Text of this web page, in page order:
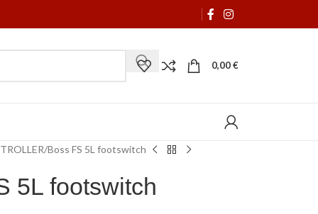
0,00€
Boss FS 5L footswitch
5L footswitch